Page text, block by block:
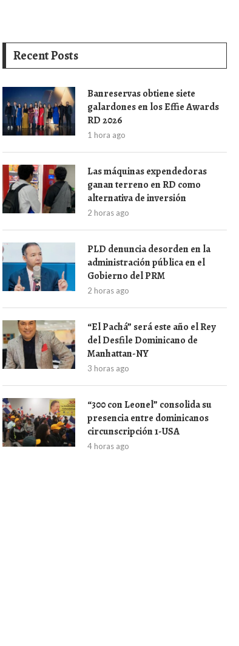
Recent Posts
Banreservas obtiene siete
galardones en los Effie Awards
RD 2026
1 hora ago
Las máquinas expendedoras
ganan terreno en RD como
alternativa de inversión
2 horas ago
PLD denuncia desorden en la
administración pública en el
Gobierno del PRM
2 horas ago
“El Pachá” será este año el Rey
del Desfile Dominicano de
Manhattan-NY
3 horas ago
“300 con Leonel” consolida su
presencia entre dominicanos
circunscripción 1-USA
4 horas ago